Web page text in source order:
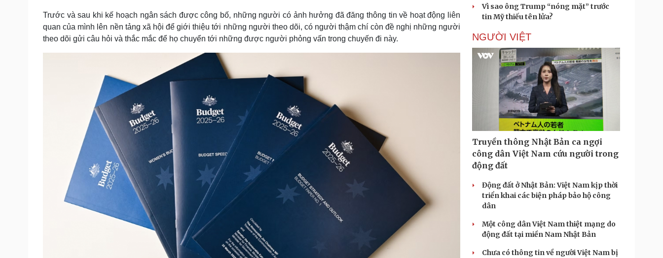
n
Trước và sau khi kế hoạch ngân sách được công bố, những người có ảnh hưởng đã đăng thông tin về hoạt động liên
quan của mình lên nền tảng xã hội để giới thiệu tới những người theo dõi, có người thậm chí còn đề nghị những người
theo dõi gửi câu hỏi và thắc mắc để họ chuyển tới những được người phỏng vấn trong chuyến đi này.
Vì sao ông Trump “nóng mặt” trước
tin Mỹ thiếu tên lửa?
NGƯỜI VIỆT
Truyền thông Nhật Bản ca ngợi
công dân Việt Nam cứu người trong
động đất
Động đất ở Nhật Bản: Việt Nam kịp thời
triển khai các biện pháp bảo hộ công
dân
Một công dân Việt Nam thiệt mạng do
động đất tại miền Nam Nhật Bản
Chưa có thông tin về người Việt Nam bị